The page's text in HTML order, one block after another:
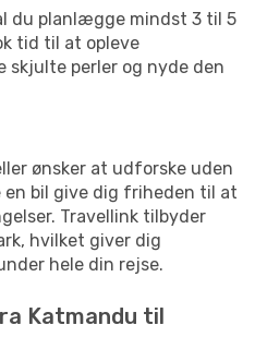
du planlægge mindst 3 til 5
tid til at opleve
skjulte perler og nyde den
ønsker at udforske uden
bil give dig friheden til at
Travellink tilbyder
hvilket giver dig
hele din rejse.
Katmandu til